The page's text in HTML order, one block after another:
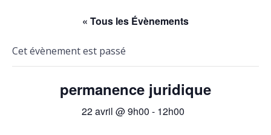
« Tous les Évènements
Cet évènement est passé
permanence juridique
22 avril @ 9h00 - 12h00